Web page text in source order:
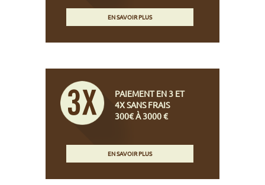
EN SAVOIR PLUS
PAIEMENT EN 3 ET
4X SANS FRAIS
300€ À 3000 €
EN SAVOIR PLUS